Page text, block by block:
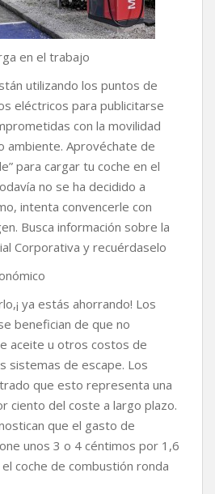
en el trabajo
utilizando los puntos de
eléctricos para publicitarse
con la movilidad
ambiente. Aprovéchate de
para cargar tu coche en el
no se ha decidido a
intenta convencerle con
Busca información sobre la
Corporativa y recuérdaselo
ya estás ahorrando! Los
benefician de que no
aceite u otros costos de
sistemas de escape. Los
que esto representa una
ciento del coste a largo plazo.
que el gasto de
unos 3 o 4 céntimos por 1,6
coche de combustión ronda